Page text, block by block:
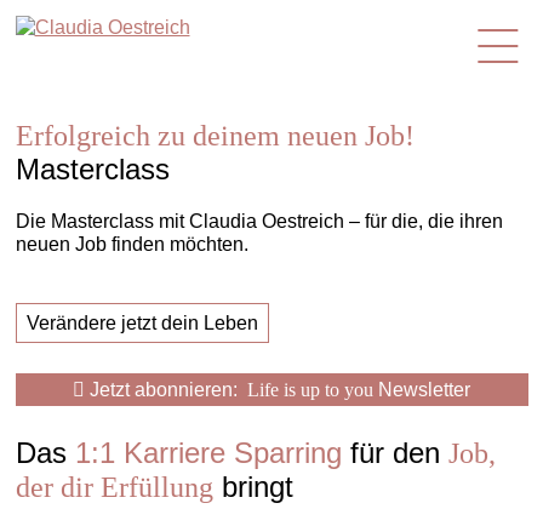
de
Erfolgreich zu deinem neuen Job!
Masterclass
Die Masterclass mit Claudia Oestreich – für die, die ihren
neuen Job finden möchten.
Verändere jetzt dein Leben
Jetzt abonnieren: Life is up to you Newsletter
Das 1:1 Karriere Sparring für den Job,
der dir Erfüllung bringt